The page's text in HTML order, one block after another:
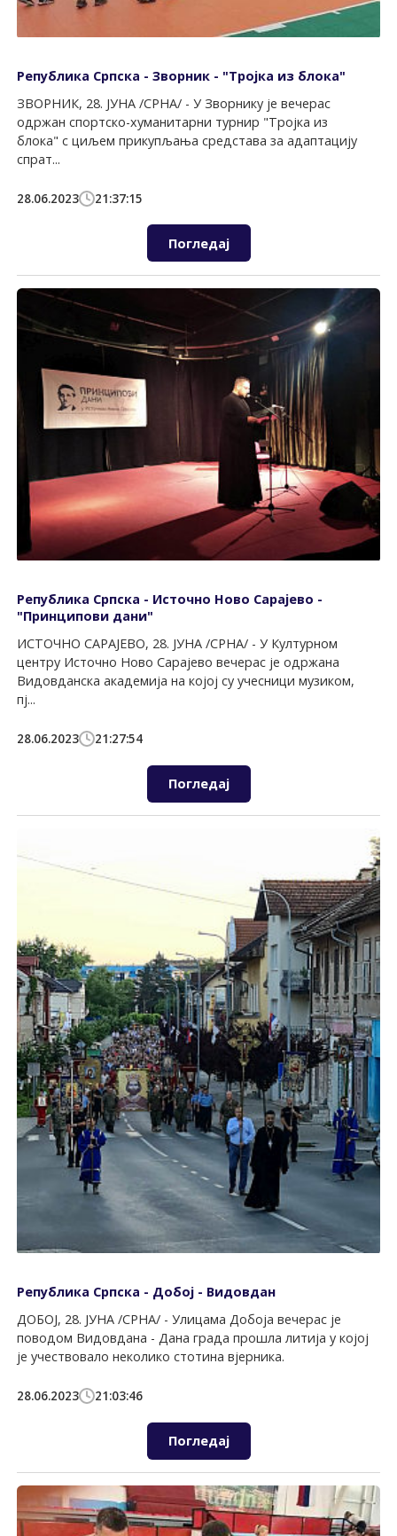
Република Српска - Зворник - "Тројка из блока"
ЗВОРНИК, 28. ЈУНА /СРНА/ - У Зворнику је вечерас
одржан спортско-хуманитарни турнир "Тројка из
блока" с циљем прикупљања средстава за адаптацију
спрат...
28.06.2023 21:37:15
Погледај
Република Српска - Источно Ново Сарајево -
"Принципови дани"
ИСТОЧНО САРАЈЕВО, 28. ЈУНА /СРНА/ - У Културном
центру Источно Ново Сарајево вечерас је одржана
Видовданска академија на којој су учесници музиком,
пј...
28.06.2023 21:27:54
Погледај
Република Српска - Добој - Видовдан
ДОБОЈ, 28. ЈУНА /СРНА/ - Улицама Добоја вечерас је
поводом Видовдана - Дана града прошла литија у којој
је учествовало неколико стотина вјерника.
28.06.2023 21:03:46
Погледај